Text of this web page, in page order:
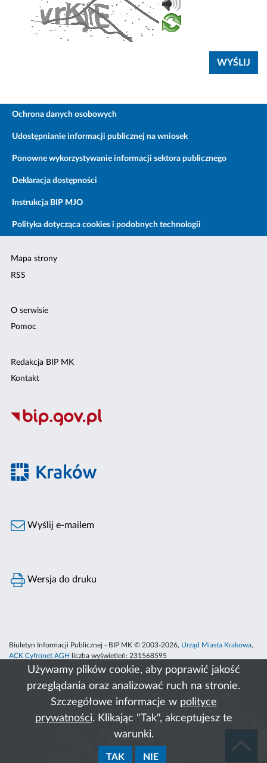
Używamy plików cookie, aby poprawić jakość
przeglądania oraz analizować ruch na stronie.
Szczegółowe informacje w polityce
prywatności. Klikając "Tak", akceptujesz te
warunki.
TAK NIE
Ochrona danych osobowych
Udostępnianie informacji publicznej na wniosek
Ponowne wykorzystywanie informacji sektora publicznego
Deklaracja dostępności
Instrukcja BIP MJO
Polityka dotycząca cookies i podobnych technologii
Mapa strony
RSS
O serwisie
Pomoc
Redakcja BIP MK
Kontakt
Wyślij e-mailem
Wersja do druku
Biuletyn Informacji Publicznej - BIP MK © 2003-2026, Urząd Miasta Krakowa,
ACK Cyfronet AGH
liczba wyświetleń: 231568595